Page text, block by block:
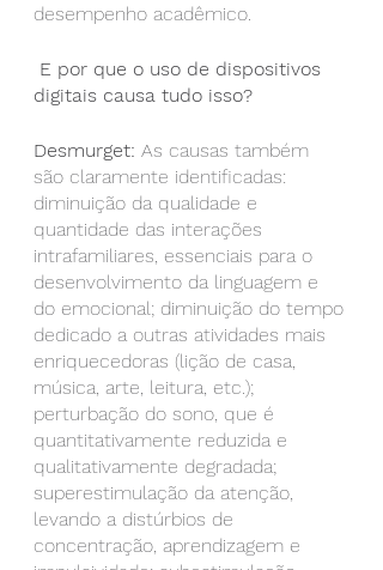
desempenho acadêmico.
E por que o uso de dispositivos
digitais causa tudo isso?
Desmurget: As causas também
são claramente identificadas:
diminuição da qualidade e
quantidade das interações
intrafamiliares, essenciais para o
desenvolvimento da linguagem e
do emocional; diminuição do tempo
dedicado a outras atividades mais
enriquecedoras (lição de casa,
música, arte, leitura, etc.);
perturbação do sono, que é
quantitativamente reduzida e
qualitativamente degradada;
superestimulação da atenção,
levando a distúrbios de
concentração, aprendizagem e